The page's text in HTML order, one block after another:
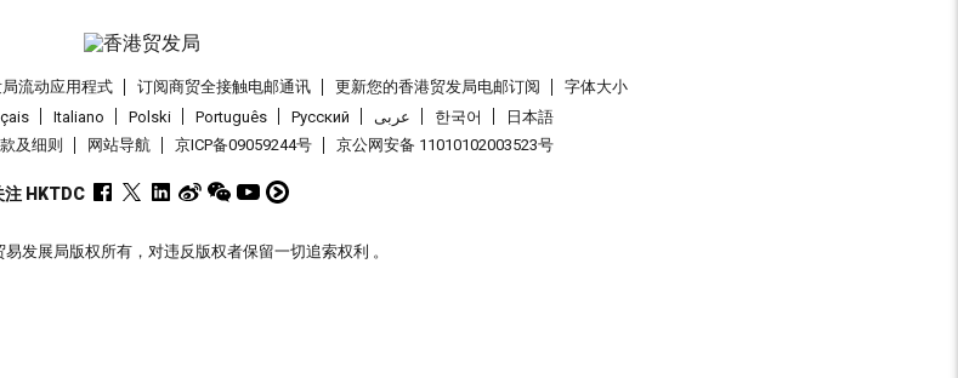
流动应用程式 订阅商贸全接触电邮通讯 更新您的香港贸发局电邮订阅
字体大小
Italiano Polski Português Pусский عربى 한국어
日本語
及细则 网站导航 京ICP备09059244号 京公网安备 11010102003523号
注 HKTDC
易发展局版权所有，对违反版权者保留一切追索权利 。